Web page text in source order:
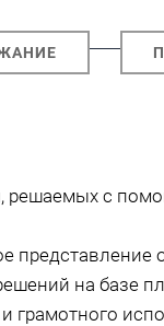
решаемых с
представление
на базе
грамотного